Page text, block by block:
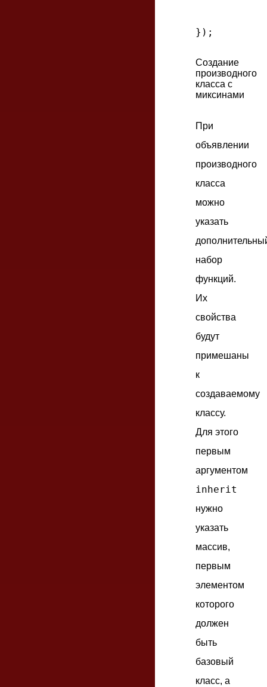
Создание
производного
класса с
миксинами
При
объявлении
производного
класса
можно
указать
набор
функций.
Их
свойства
будут
примешаны
к
создаваемому
классу.
Для этого
первым
аргументом
inherit
нужно
указать
массив,
первым
элементом
которого
должен
быть
базовый
класс, а